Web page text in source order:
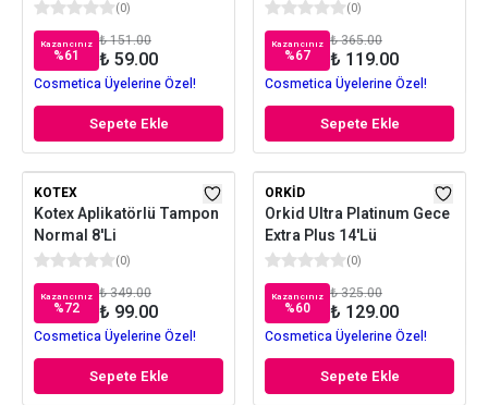
(0)
Kazancınız
%61
₺ 151.00
₺ 59.00
Cosmetica Üyelerine Özel!
Sepete Ekle
(0)
Kazancınız
%67
₺ 365.00
₺ 119.00
Cosmetica Üyelerine Özel!
Sepete Ekle
KOTEX
Kotex Aplikatörlü Tampon
Normal 8'Li
(0)
Kazancınız
%72
₺ 349.00
₺ 99.00
Cosmetica Üyelerine Özel!
Sepete Ekle
ORKID
Orkid Ultra Platinum Gece
Extra Plus 14'Lü
(0)
Kazancınız
%60
₺ 325.00
₺ 129.00
Cosmetica Üyelerine Özel!
Sepete Ekle